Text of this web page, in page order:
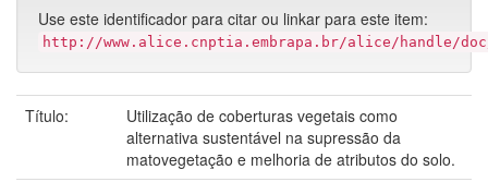
Use este identificador para citar ou linkar para este item:
http://www.alice.cnptia.embrapa.br/alice/handle/doc/
Título:
Utilização de coberturas vegetais como
alternativa sustentável na supressão da
matovegetação e melhoria de atributos do solo.